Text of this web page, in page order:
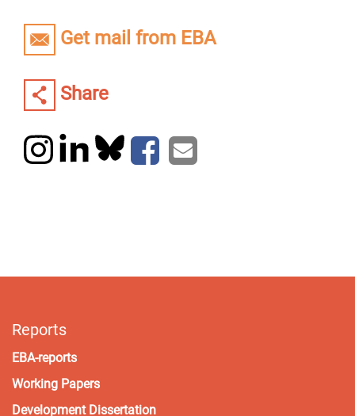
Get mail from EBA
Share
Reports
EBA-reports
Working Papers
Development Dissertation